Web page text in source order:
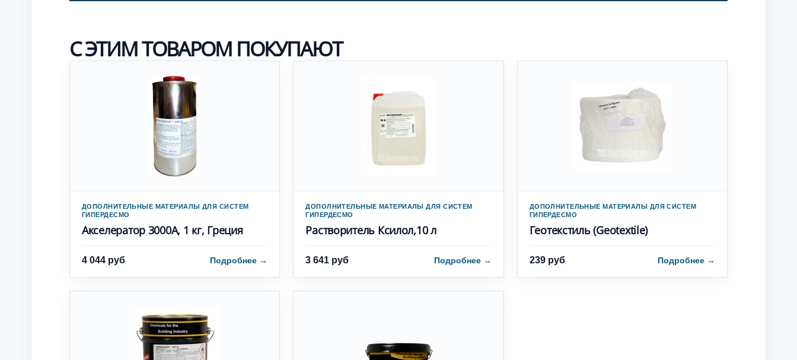
С ЭТИМ ТОВАРОМ ПОКУПАЮТ
ДОПОЛНИТЕЛЬНЫЕ МАТЕРИАЛЫ ДЛЯ СИСТЕМ
ГИПЕРДЕСМО
Акселератор 3000А, 1 кг, Греция
4 044 руб Подробнее →
ДОПОЛНИТЕЛЬНЫЕ МАТЕРИАЛЫ ДЛЯ СИСТЕМ
ГИПЕРДЕСМО
Растворитель Ксилол,10 л
3 641 руб Подробнее →
ДОПОЛНИТЕЛЬНЫЕ МАТЕРИАЛЫ ДЛЯ СИСТЕМ
ГИПЕРДЕСМО
Геотекстиль (Geotextile)
239 руб Подробнее →